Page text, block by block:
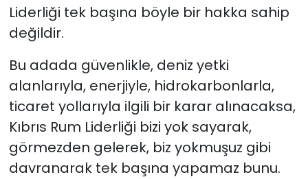
Liderliği tek başına böyle bir hakka sahip
değildir.
Bu adada güvenlikle, deniz yetki
alanlarıyla, enerjiyle, hidrokarbonlarla,
ticaret yollarıyla ilgili bir karar alınacaksa,
Kıbrıs Rum Liderliği bizi yok sayarak,
görmezden gelerek, biz yokmuşuz gibi
davranarak tek başına yapamaz bunu.